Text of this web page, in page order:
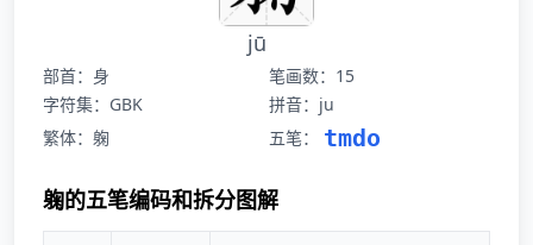
jū
部首：身
笔画数：15
字符集：GBK
拼音：ju
繁体：躹
五笔： tmdo
躹的五笔编码和拆分图解